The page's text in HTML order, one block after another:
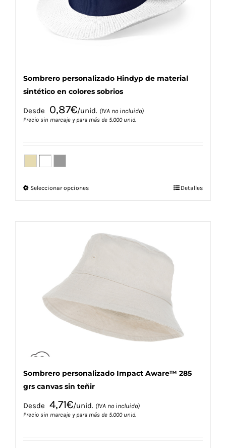
la
página
de
Sombrero personalizado Hindyp de material
sintético en colores sobrios
Desde 0,87€/unid. (IVA no incluido)
Precio sin marcaje y para más de 5.000 unid.
Seleccionar opcionesEste
variantes.
Las
opciones
pueden
de
Detalles
Sombrero personalizado Impact Aware™ 285
grs canvas sin teñir
Desde 4,71€/unid. (IVA no incluido)
Precio sin marcaje y para más de 5.000 unid.